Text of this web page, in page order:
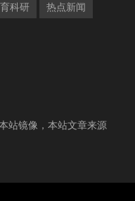
科研 热点新闻
站镜像，本站文章来源